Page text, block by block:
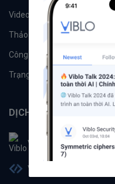
Videos
Thảo luận
Công cụ
Trạng thái hệ thống
DỊCH VỤ
Viblo
Viblo Code